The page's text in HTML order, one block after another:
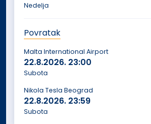
Nedelja
Malta International Airport
22.8.2026. 23:00
Subota
Povratak
Nikola Tesla Beograd
22.8.2026. 23:59
Subota